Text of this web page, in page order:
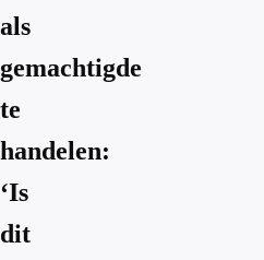
als
gemachtigde
te
handelen:
‘Is
dit